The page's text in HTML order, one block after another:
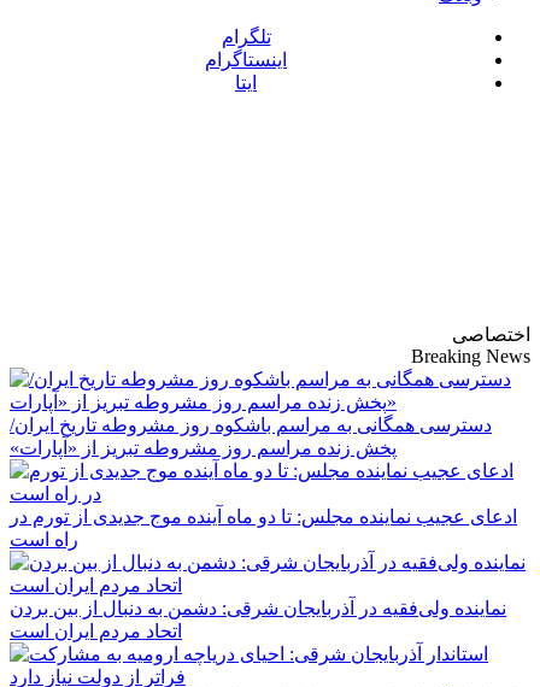
تلگرام
اینستاگرام
ایتا
اختصاصی
Breaking News
دسترسی همگانی به مراسم باشکوه روز مشروطه تاریخ ایران/
پخش زنده مراسم روز مشروطه تبریز از «آپارات»
ادعای عجیب نماینده مجلس: تا دو ماه آینده موج جدیدی از تورم در
راه است
نماینده ولی‌فقیه در آذربایجان شرقی: دشمن به دنبال از بین بردن
اتحاد مردم ایران است